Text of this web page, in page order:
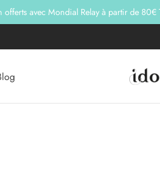
offerts avec Mondial Relay à partir de